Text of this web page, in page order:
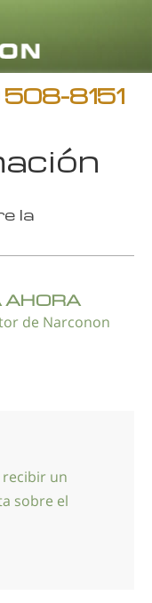
Regiones/Idiomas
8151
la
AHORA
de Narconon
un
sobre el